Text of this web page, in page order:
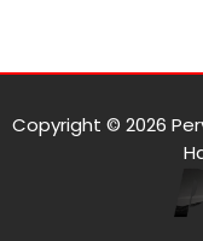
Copyright © 2026